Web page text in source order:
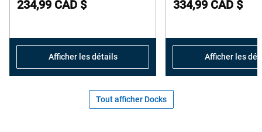
stars.
24
234,99 CAD $
Afficher les détails
334,99 CAD $
Afficher les
Tout afficher Docks